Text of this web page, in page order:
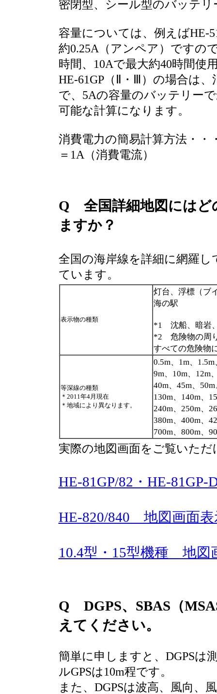
密閉型、シール型のバッテ
容量については、例えばHE-
約0.25A（アンペア）ですの
時間、10Aで最大約40時間使
HE-61GP（Ⅱ・Ⅲ）の場合は
で、5Aの容量のバッテリー
可能な計算になります。
消費電力の簡易計算方法・・
＝1A（消費電流）
Q 全国詳細地図にはど
ますか？
全国の海岸線を詳細に網羅
ています。
表示物の種類
灯台、浮標（ブ
海の駅
*1 沈船、暗岩
*2 危険物の周
すべての危険物
等深線の種類
＊2011年4月現在
＊地域により異なります。
0.5m、1m、
9m、10m、12m
40m、45m、
130m、140m、
240m、250m、
380m、400m、
700m、800m、
実際の地図画面をご覧いただ
HE-81GP/82・HE-
HE-820/840 地図画面表
10.4型・15型機種 地図
Q DGPS、SBAS（
えてください。
簡単に申しますと、DGPSは
ルGPSは10m程です。
また、DGPSは波高、風向、